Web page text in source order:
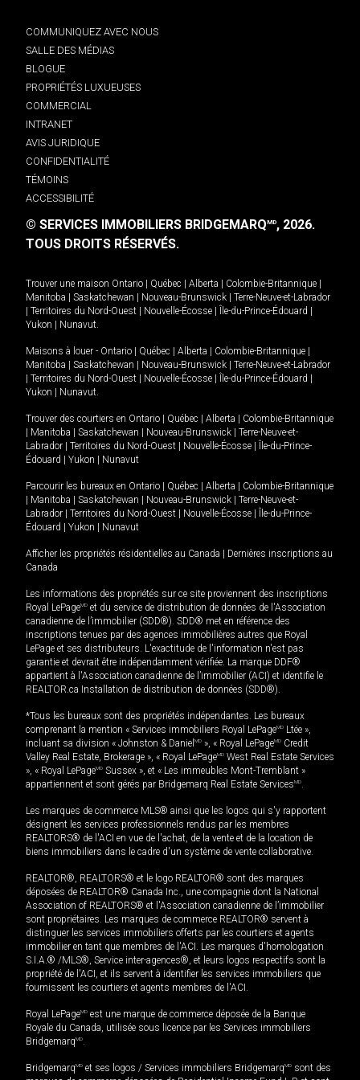
COMMUNIQUEZ AVEC NOUS
SALLE DES MÉDIAS
BLOGUE
PROPRIÉTÉS LUXUEUSES
COMMERCIAL
INTRANET
AVIS JURIDIQUE
CONFIDENTIALITÉ
TÉMOINS
ACCESSIBILITÉ
© SERVICES IMMOBILIERS BRIDGEMARQMD, 2026.
TOUS DROITS RÉSERVÉS.
Trouver une maison Ontario Québec Alberta Colombie-Britannique
Manitoba
Saskatchewan Nouveau-Brunswick
Terre-Neuve-et-Labrador
Territoires du Nord-Ouest Nouvelle-Écosse Île-du-Prince-Édouard
Yukon
Nunavut.
Maisons à louer - Ontario Québec Alberta Colombie-Britannique
Manitoba
Saskatchewan Nouveau-Brunswick
Terre-Neuve-et-Labrador
Territoires du Nord-Ouest Nouvelle-Écosse Île-du-Prince-Édouard
Yukon
Nunavut.
Trouver des courtiers en Ontario Québec Alberta
Colombie-Britannique
Manitoba Saskatchewan Nouveau-Brunswick
Terre-Neuve-et-
Labrador
Territoires du Nord-Ouest Nouvelle-Écosse
Île-du-Prince-
Édouard
Yukon Nunavut
Parcourir les bureaux en Ontario Québec Alberta
Colombie-Britannique
Manitoba Saskatchewan Nouveau-Brunswick
Terre-Neuve-et-
Labrador
Territoires du Nord-Ouest Nouvelle-Écosse
Île-du-Prince-
Édouard
Yukon Nunavut
Afficher les propriétés résidentielles au Canada
Dernières inscriptions au
Canada
Les informations des propriétés sur ce site proviennent des inscriptions
Royal LePageMD et du service de distribution de données de l'Association
canadienne de l’immobilier (SDD®). SDD® met en référence des
inscriptions tenues par des agences immobilières autres que Royal
LePage et ses distributeurs. L'exactitude de l'information n'est pas
garantie et devrait être indépendamment vérifiée. La marque DDF®
appartient à l'Association canadienne de l’immobilier (ACI) et identifie le
REALTOR.ca Installation de distribution de données (SDD®).
*Tous les bureaux sont des propriétés indépendantes. Les bureaux
comprenant la mention « Services immobiliers Royal LePageMD Ltée »,
incluant sa division « Johnston & Daniel MD », « Royal LePageMD Credit
Valley Real Estate, Brokerage », « Royal LePageMD West Real Estate Services
», « Royal LePageMD Sussex », et « Les immeubles Mont-Tremblant »
appartiennent et sont gérés par Bridgemarq Real Estate ServicesMD.
Les marques de commerce MLS® ainsi que les logos qui s'y rapportent
désignent les services professionnels rendus par les membres
REALTORS® de l'ACI en vue de l'achat, de la vente et de la location de
biens immobiliers dans le cadre d'un système de vente collaborative.
REALTOR®, REALTORS® et le logo REALTOR® sont des marques
déposées de REALTOR® Canada Inc., une compagnie dont la National
Association of REALTORS® et l'Association canadienne de l’immobilier
sont propriétaires. Les marques de commerce REALTOR® servent à
distinguer les services immobiliers offerts par les courtiers et agents
immobilier en tant que membres de l'ACI. Les marques d'homologation
S.I.A.® /MLS®, Service inter-agences®, et leurs logos respectifs sont la
propriété de l'ACI, et ils servent à identifier les services immobiliers que
fournissent les courtiers et agents membres de l'ACI.
Royal LePageMD est une marque de commerce déposée de la Banque
Royale du Canada, utilisée sous licence par les Services immobiliers
BridgemarqMD.
BridgemarqMD et ses logos / Services immobiliers BridgemarqMD sont des